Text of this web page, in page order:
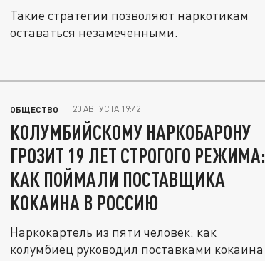
Такие стратегии позволяют наркотикам
оставаться незамеченными.
ОБЩЕСТВО 20 АВГУСТА 19:42
КОЛУМБИЙСКОМУ НАРКОБАРОНУ
ГРОЗИТ 19 ЛЕТ СТРОГОГО РЕЖИМА:
КАК ПОЙМАЛИ ПОСТАВЩИКА
КОКАИНА В РОССИЮ
Наркокартель из пяти человек: как
колумбиец руководил поставками кокаина